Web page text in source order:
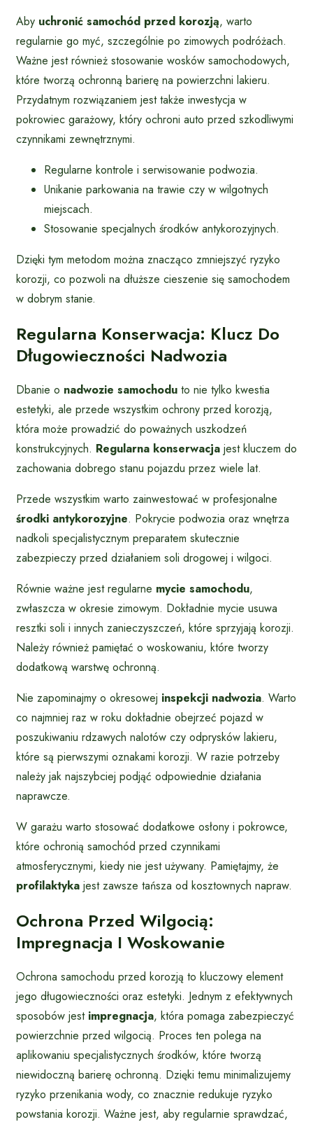
Aby uchronić samochód przed korozją, warto
regularnie go myć, szczególnie po zimowych podróżach.
Ważne jest również stosowanie wosków samochodowych,
które tworzą ochronną barierę na powierzchni lakieru.
Przydatnym rozwiązaniem jest także inwestycja w
pokrowiec garażowy, który ochroni auto przed szkodliwymi
czynnikami zewnętrznymi.
Regularne kontrole i serwisowanie podwozia.
Unikanie parkowania na trawie czy w wilgotnych
miejscach.
Stosowanie specjalnych środków antykorozyjnych.
Dzięki tym metodom można znacząco zmniejszyć ryzyko
korozji, co pozwoli na dłuższe cieszenie się samochodem
w dobrym stanie.
Regularna Konserwacja: Klucz Do
Długowieczności Nadwozia
Dbanie o nadwozie samochodu to nie tylko kwestia
estetyki, ale przede wszystkim ochrony przed korozją,
która może prowadzić do poważnych uszkodzeń
konstrukcyjnych. Regularna konserwacja jest kluczem do
zachowania dobrego stanu pojazdu przez wiele lat.
Przede wszystkim warto zainwestować w profesjonalne
środki antykorozyjne. Pokrycie podwozia oraz wnętrza
nadkoli specjalistycznym preparatem skutecznie
zabezpieczy przed działaniem soli drogowej i wilgoci.
Równie ważne jest regularne mycie samochodu,
zwłaszcza w okresie zimowym. Dokładnie mycie usuwa
resztki soli i innych zanieczyszczeń, które sprzyjają korozji.
Należy również pamiętać o woskowaniu, które tworzy
dodatkową warstwę ochronną.
Nie zapominajmy o okresowej inspekcji nadwozia. Warto
co najmniej raz w roku dokładnie obejrzeć pojazd w
poszukiwaniu rdzawych nalotów czy odprysków lakieru,
które są pierwszymi oznakami korozji. W razie potrzeby
należy jak najszybciej podjąć odpowiednie działania
naprawcze.
W garażu warto stosować dodatkowe osłony i pokrowce,
które ochronią samochód przed czynnikami
atmosferycznymi, kiedy nie jest używany. Pamiętajmy, że
profilaktyka jest zawsze tańsza od kosztownych napraw.
Ochrona Przed Wilgocią:
Impregnacja I Woskowanie
Ochrona samochodu przed korozją to kluczowy element
jego długowieczności oraz estetyki. Jednym z efektywnych
sposobów jest impregnacja, która pomaga zabezpieczyć
powierzchnie przed wilgocią. Proces ten polega na
aplikowaniu specjalistycznych środków, które tworzą
niewidoczną barierę ochronną. Dzięki temu minimalizujemy
ryzyko przenikania wody, co znacznie redukuje ryzyko
powstania korozji. Ważne jest, aby regularnie sprawdzać,